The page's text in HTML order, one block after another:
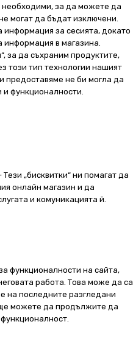
необходими, за да можете да
могат да бъдат изключени.
за сесията, докато
информация в магазина.
за да съхраним продуктите,
този тип технологии нашият
предоставяме не би могла да
функционалности.
„бисквитки“ ни помагат да
онлайн магазин и да
и комуникацията й.
функционалности на сайта,
работа. Това може да са
на последните разгледани
можете да продължите да